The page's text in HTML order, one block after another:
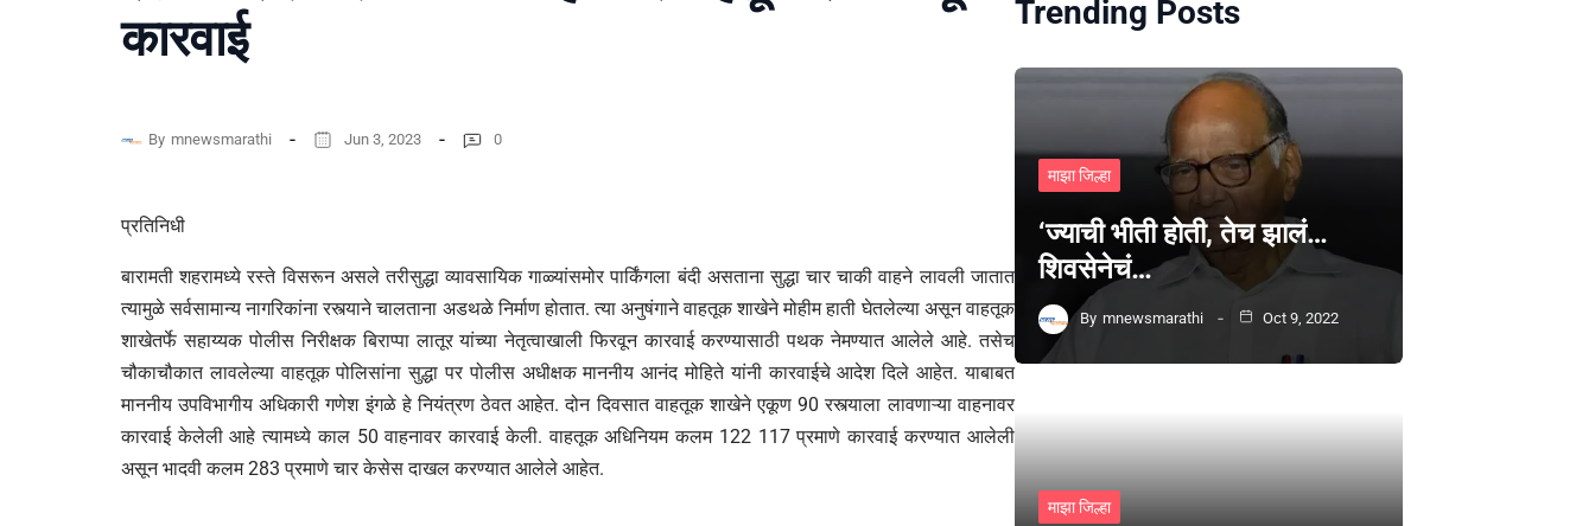
कारवाई
By mnewsmarathi Jun 3, 2023 0
प्रतिनिधी
बारामती शहरामध्ये रस्ते विसरून असले तरीसुद्धा व्यावसायिक गाळ्यांसमोर पार्किंगला बंदी असताना सुद्धा चार चाकी वाहने लावली जातात
त्यामुळे सर्वसामान्य नागरिकांना रस्त्याने चालताना अडथळे निर्माण होतात. त्या अनुषंगाने वाहतूक शाखेने मोहीम हाती घेतलेल्या असून वाहतूक
शाखेतर्फे सहाय्यक पोलीस निरीक्षक बिराप्पा लातूर यांच्या नेतृत्वाखाली फिरवून कारवाई करण्यासाठी पथक नेमण्यात आलेले आहे. तसेच
चौकाचौकात लावलेल्या वाहतूक पोलिसांना सुद्धा पर पोलीस अधीक्षक माननीय आनंद मोहिते यांनी कारवाईचे आदेश दिले आहेत. याबाबत
माननीय उपविभागीय अधिकारी गणेश इंगळे हे नियंत्रण ठेवत आहेत. दोन दिवसात वाहतूक शाखेने एकूण 90 रस्त्याला लावणाऱ्या वाहनावर
कारवाई केलेली आहे त्यामध्ये काल 50 वाहनावर कारवाई केली. वाहतूक अधिनियम कलम 122 117 प्रमाणे कारवाई करण्यात आलेली
असून भादवी कलम 283 प्रमाणे चार केसेस दाखल करण्यात आलेले आहेत.
Trending Posts
माझा जिल्हा
‘ज्याची भीती होती, तेच झालं…
शिवसेनेचं…
By mnewsmarathi Oct 9, 2022
माझा जिल्हा